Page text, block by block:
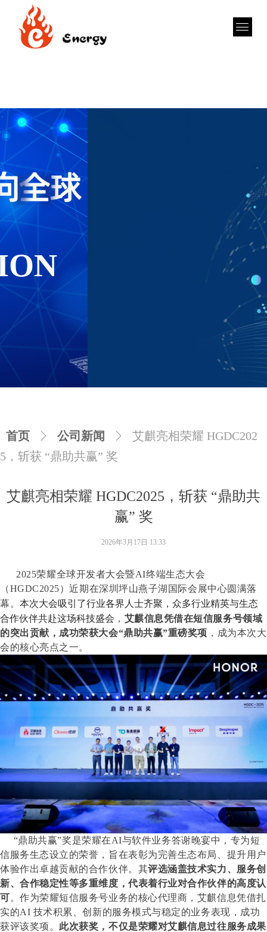
艾麒亮相荣耀 HGDC2025，斩获 “鼎助共
赢” 奖
2025荣耀全球开发者大会暨AI终端生态大会
（HGDC2025）近期在深圳坪山燕子湖国际会展中心圆满落
幕。本次大会吸引了行业各界人士齐聚，众多行业精英与生态
合作伙伴共赴这场科技盛会 ， 艾麒信息凭借在短信服务号领域
的突出贡献，成功荣获大会“鼎助共赢”重磅奖项 ，成为本次大
会的核心亮点之一。
“鼎助共赢”奖是荣耀在AI与软件业务答谢晚宴中，专为短
信服务生态设立的荣誉，旨在表彰为完善生态布局、提升用户
体验作出卓越贡献的合作伙伴。其评选涵盖技术实力、服务创
新、合作稳定性等多重维度，代表着行业对合作伙伴的高度认
可。作为荣耀短信服务号业务的核心代理商，艾麒信息凭借扎
实的AI 技术积累、创新的服务模式与稳定的业务表现，成功
获评该奖项。 此次获奖，不仅是荣耀对艾麒信息过往服务成果
2026年3月17日 13:33
首页 ꁕ 公司新闻 ꁕ
艾麒亮相荣耀 HGDC202
5，斩获 “鼎助共赢” 奖
CREATING THE
FUTURE